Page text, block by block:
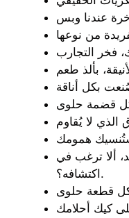
ألا ترغب في
اكتشافه؟.